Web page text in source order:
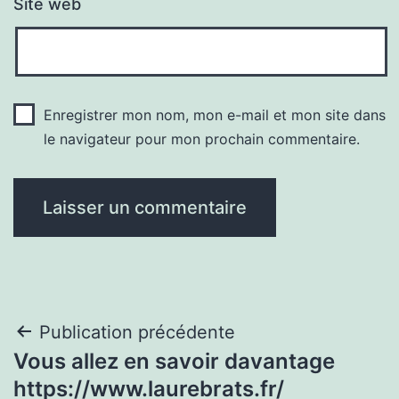
Enregistrer mon nom, mon e-mail et mon site dans
le navigateur pour mon prochain commentaire.
Navigation
de
Publication précédente
Vous allez en savoir davantage
https://www.laurebrats.fr/